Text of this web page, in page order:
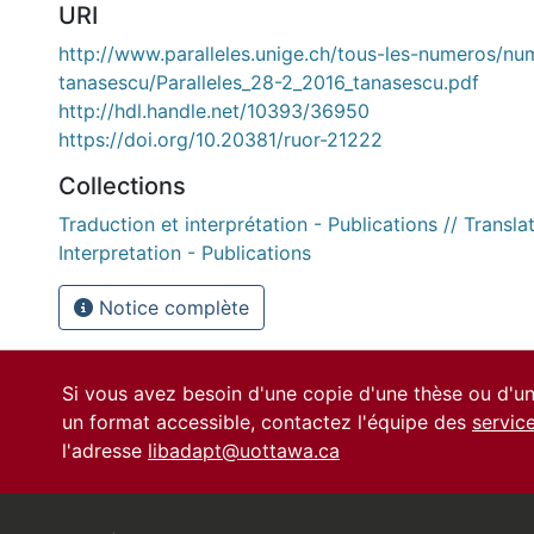
URI
http://www.paralleles.unige.ch/tous-les-numeros/
tanasescu/Paralleles_28-2_2016_tanasescu.pdf
http://hdl.handle.net/10393/36950
https://doi.org/10.20381/ruor-21222
Collections
Traduction et interprétation - Publications //
Interpretation - Publications
Notice complète
Si vous avez besoin d'une copie d'une thèse ou
un format accessible, contactez l'équipe des
l'adresse libadapt@uottawa.ca